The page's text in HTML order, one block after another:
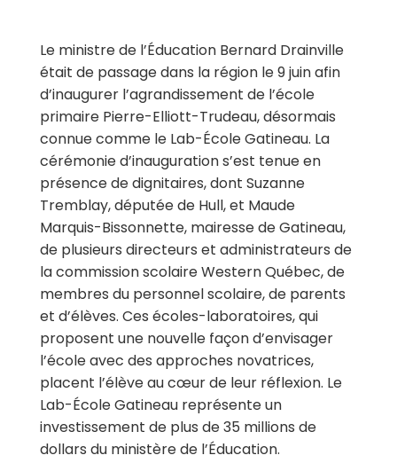
Le ministre de l’Éducation Bernard Drainville
était de passage dans la région le 9 juin afin
d’inaugurer l’agrandissement de l’école
primaire Pierre-Elliott-Trudeau, désormais
connue comme le Lab-École Gatineau. La
cérémonie d’inauguration s’est tenue en
présence de dignitaires, dont Suzanne
Tremblay, députée de Hull, et Maude
Marquis-Bissonnette, mairesse de Gatineau,
de plusieurs directeurs et administrateurs de
la commission scolaire Western Québec, de
membres du personnel scolaire, de parents
et d’élèves. Ces écoles-laboratoires, qui
proposent une nouvelle façon d’envisager
l’école avec des approches novatrices,
placent l’élève au cœur de leur réflexion. Le
Lab-École Gatineau représente un
investissement de plus de 35 millions de
dollars du ministère de l’Éducation.